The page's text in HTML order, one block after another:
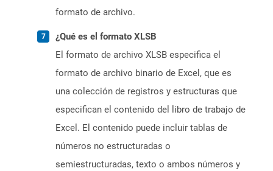
formato de archivo.
¿Qué es el formato XLSB
El formato de archivo XLSB especifica el
formato de archivo binario de Excel, que es
una colección de registros y estructuras que
especifican el contenido del libro de trabajo de
Excel. El contenido puede incluir tablas de
números no estructuradas o
semiestructuradas, texto o ambos números y